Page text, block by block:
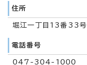
住所
堀江一丁目13番33号
電話番号
047-304-1000